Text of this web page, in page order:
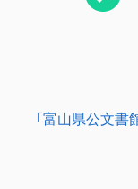
「富山県公文書